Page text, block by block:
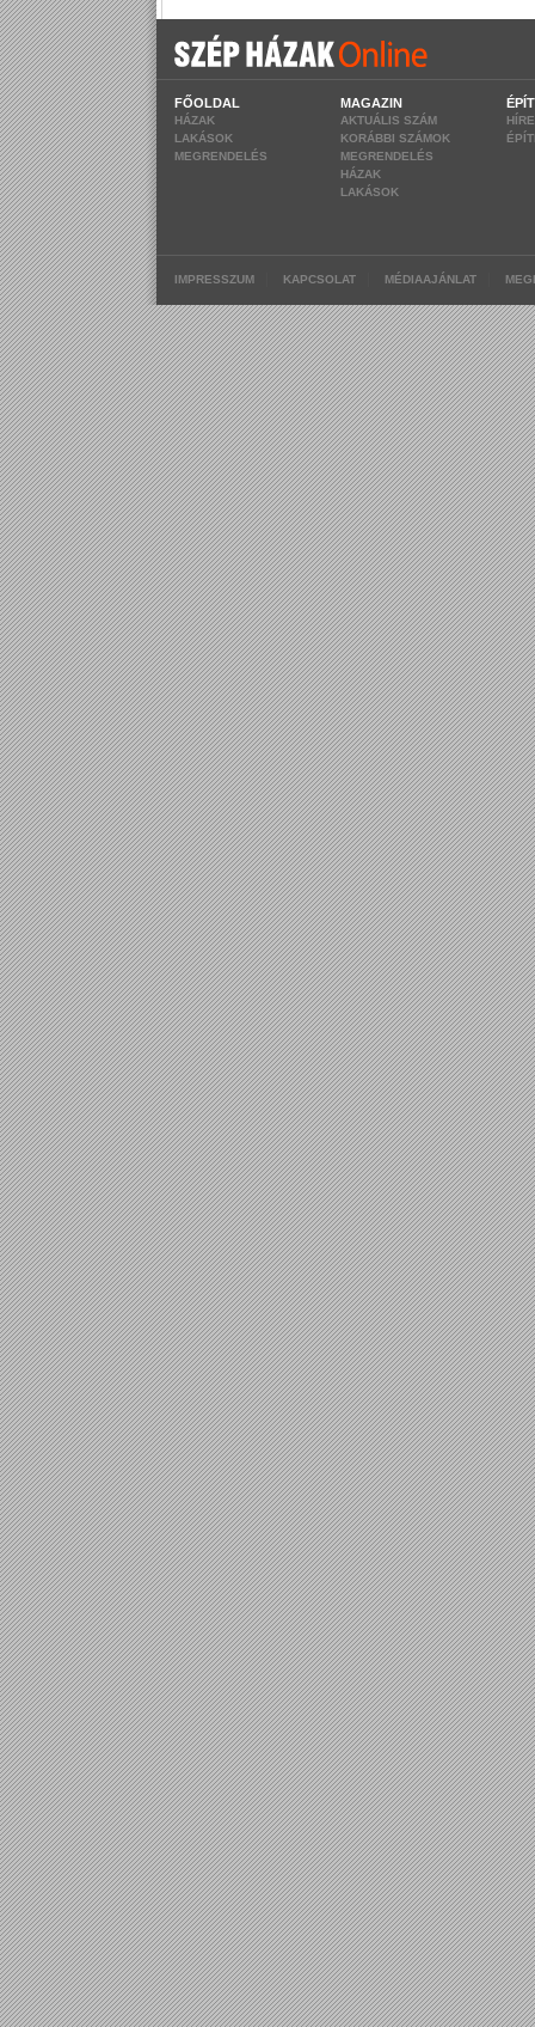
FŐOLDAL
HÁZAK
LAKÁSOK
MEGRENDELÉS
MAGAZIN
AKTUÁLIS SZÁM
KORÁBBI SZÁMOK
MEGRENDELÉS
HÁZAK
LAKÁSOK
IMPRESSZUM KAPCSOLAT MÉDIAAJÁNLAT